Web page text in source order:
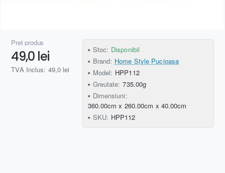
Preț produs
49,0 lei
TVA Inclus: 49,0 lei
Stoc: Disponibil
Brand: Home Style Pucioasa
Model: HPP112
Greutate: 735.00g
Dimensiuni:
360.00cm x 260.00cm x 40.00cm
SKU: HPP112